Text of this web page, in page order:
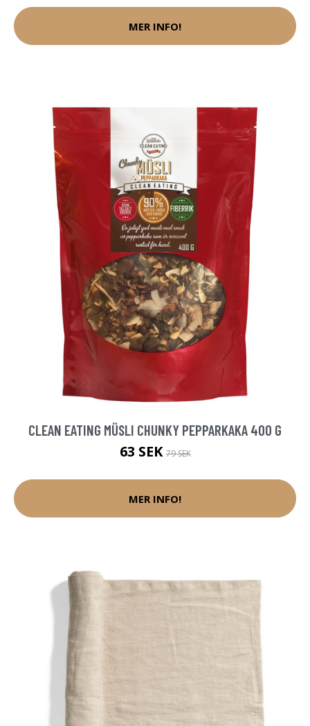
MER INFO!
CLEAN EATING MÜSLI CHUNKY PEPPARKAKA 400 G
63 SEK79 SEK
MER INFO!